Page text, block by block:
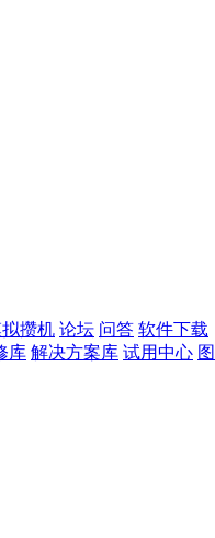
攒机 论坛 问答 软件下载
库 解决方案库 试用中心